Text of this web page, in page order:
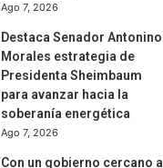
Ago 7, 2026
Destaca Senador Antonino
Morales estrategia de
Presidenta Sheimbaum
para avanzar hacia la
soberanía energética
Ago 7, 2026
Con un gobierno cercano a